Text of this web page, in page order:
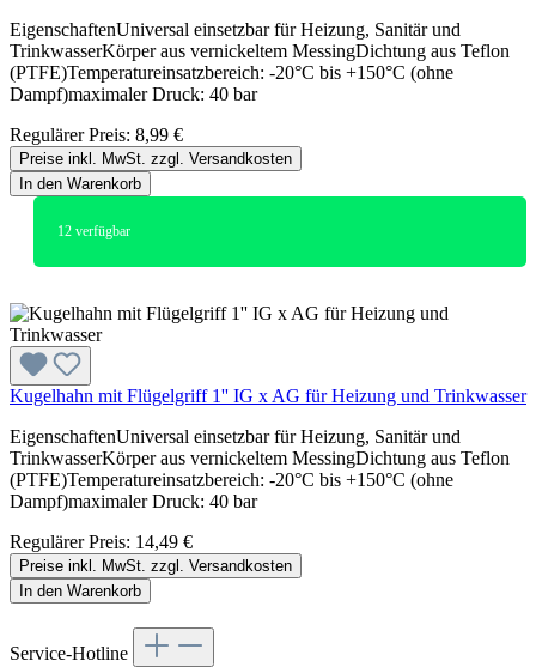
EigenschaftenUniversal einsetzbar für Heizung, Sanitär und
TrinkwasserKörper aus vernickeltem MessingDichtung aus Teflon
(PTFE)Temperatureinsatzbereich: -20°C bis +150°C (ohne
Dampf)maximaler Druck: 40 bar
Regulärer Preis: 8,99 €
Preise inkl. MwSt. zzgl. Versandkosten
In den Warenkorb
12 verfügbar
Kugelhahn mit Flügelgriff 1'' IG x AG für Heizung und Trinkwasser
EigenschaftenUniversal einsetzbar für Heizung, Sanitär und
TrinkwasserKörper aus vernickeltem MessingDichtung aus Teflon
(PTFE)Temperatureinsatzbereich: -20°C bis +150°C (ohne
Dampf)maximaler Druck: 40 bar
Regulärer Preis: 14,49 €
Preise inkl. MwSt. zzgl. Versandkosten
In den Warenkorb
Service-Hotline